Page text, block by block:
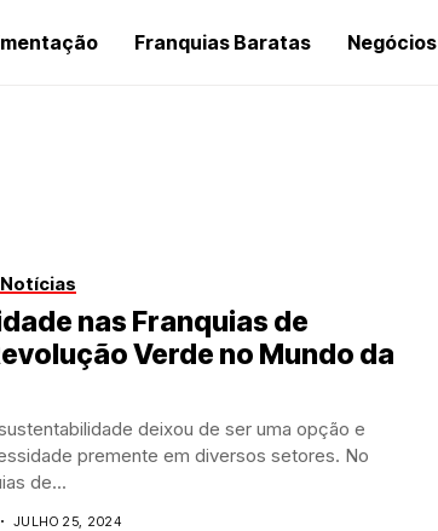
Franquias Baratas Negócios
nas Franquias de
Verde no Mundo da
deixou de ser uma opção e
premente em diversos setores. No
de...
JULHO 25, 2024